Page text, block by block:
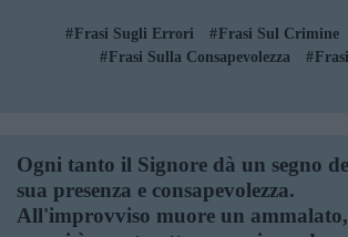
Frasi Sugli Errori Frasi Sul Crimine
Frasi Sulla Consapevolezza
Ogni tanto il Signore dà un segno
sua presenza e consapevolezza.
All'improvviso muore un